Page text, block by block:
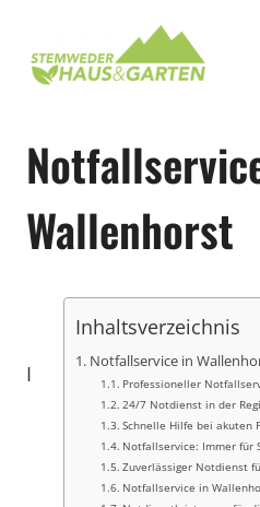
springen
Wallenhorst
Inhaltsverzeichnis
Notfallservice in
Professioneller
24/7 Notdienst in der
Schnelle Hilfe bei akuten
Notfallservice: Immer für
Zuverlässiger Notdienst
Notfallservice in
I